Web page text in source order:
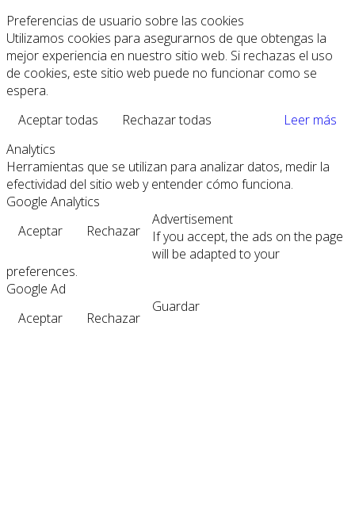
Preferencias de usuario sobre las cookies
Utilizamos cookies para asegurarnos de que obtengas la
mejor experiencia en nuestro sitio web. Si rechazas el uso
de cookies, este sitio web puede no funcionar como se
espera.
Aceptar todas
Rechazar todas
Leer más
Analytics
Herramientas que se utilizan para analizar datos, medir la
efectividad del sitio web y entender cómo funciona.
Google Analytics
Aceptar
Rechazar
Advertisement
If you accept, the ads on the page
will be adapted to your
preferences.
Google Ad
Aceptar
Rechazar
Guardar